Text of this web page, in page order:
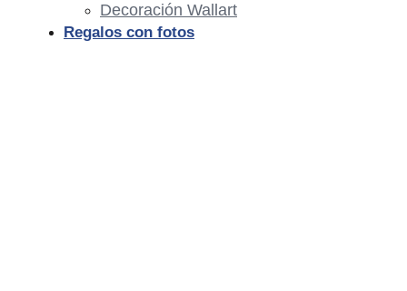
Decoración Wallart
Regalos con fotos